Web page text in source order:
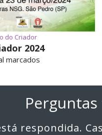
do Criador
2024
marcados
respondida.